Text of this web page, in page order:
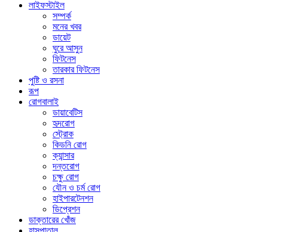
লাইফস্টাইল
সম্পর্ক
মনের খবর
ডায়েট
ঘুরে আসুন
ফিটনেস
তারকার ফিটনেস
পুষ্টি ও রসনা
রূপ
রোগবালাই
ডায়াবেটিস
হৃদরোগ
স্ট্রোক
কিডনি রোগ
ক্যান্সার
দন্তরোগ
চক্ষু রোগ
যৌন ও চর্ম রোগ
হাইপারটেনশন
ডিপ্রেশন
ডাক্তারের খোঁজ